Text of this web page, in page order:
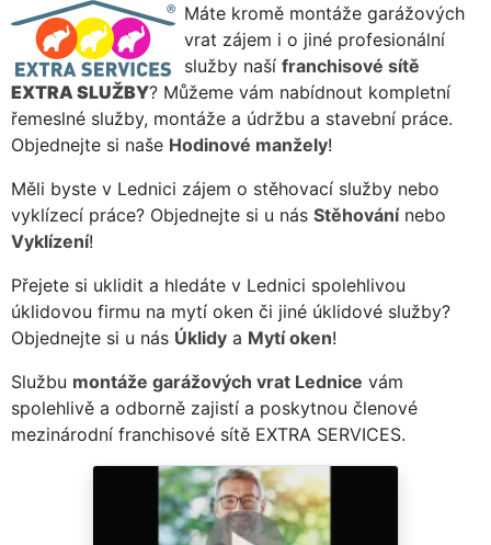
Máte kromě montáže garážových
vrat zájem i o jiné profesionální
služby naší franchisové sítě
EXTRA SLUŽBY? Můžeme vám nabídnout kompletní
řemeslné služby, montáže a údržbu a stavební práce.
Objednejte si naše Hodinové manžely!
Měli byste v Lednici zájem o stěhovací služby nebo
vyklízecí práce? Objednejte si u nás Stěhovánínebo
Vyklízení!
Přejete si uklidit a hledáte v Lednici spolehlivou
úklidovou firmu na mytí oken či jiné úklidové služby?
Objednejte si u nás Úklidy a Mytí oken!
Službu montáže garážových vrat Lednice vám
spolehlivě a odborně zajistí a poskytnou členové
mezinárodní franchisové sítě EXTRA SERVICES.